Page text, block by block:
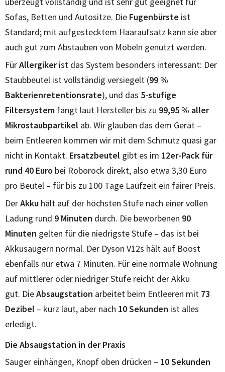
Sofas, Betten und Autositze. Die Fugenbürste ist
Standard; mit aufgestecktem Haaraufsatz kann sie aber
auch gut zum Abstauben von Möbeln genutzt werden.
FürAllergikerist das System besonders interessant: Der
Staubbeutel ist vollständig versiegelt (99 %
Bakterienretentionsrate), und das 5-stufige
Filtersystem fängt laut Hersteller bis zu 99,95 % aller
Mikrostaubpartikel ab. Wir glauben das dem Gerät –
beim Entleeren kommen wir mit dem Schmutz quasi gar
nicht in Kontakt. Ersatzbeutel gibt es im 12er-Pack für
rund 40 Euro bei Roborock direkt, also etwa 3,30 Euro
pro Beutel – für bis zu 100 Tage Laufzeit ein fairer Preis.
DerAkku hält auf der höchsten Stufe nach einer vollen
Ladung rund 9 Minuten durch. Die beworbenen 90
Minuten gelten für die niedrigste Stufe – das ist bei
Akkusaugern normal. Der Dyson V12s hält auf Boost
ebenfalls nur etwa 7 Minuten. Für eine normale Wohnung
auf mittlerer oder niedriger Stufe reicht der Akku
gut. DieAbsaugstation arbeitet beim Entleeren mit 73
Dezibel – kurz laut, aber nach 10 Sekunden ist alles
erledigt.
Die Absaugstation in der Praxis
Sauger einhängen, Knopf oben drücken – 10 Sekunden